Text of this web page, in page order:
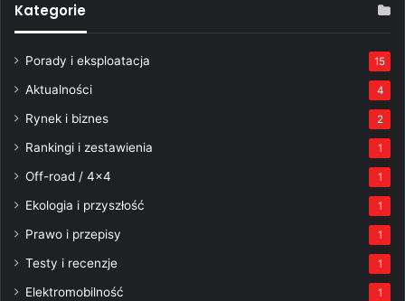
Kategorie
Porady i eksploatacja 15
Aktualności 4
Rynek i biznes 2
Rankingi i zestawienia 1
Off-road / 4×4 1
Ekologia i przyszłość 1
Prawo i przepisy 1
Testy i recenzje 1
Elektromobilność 1